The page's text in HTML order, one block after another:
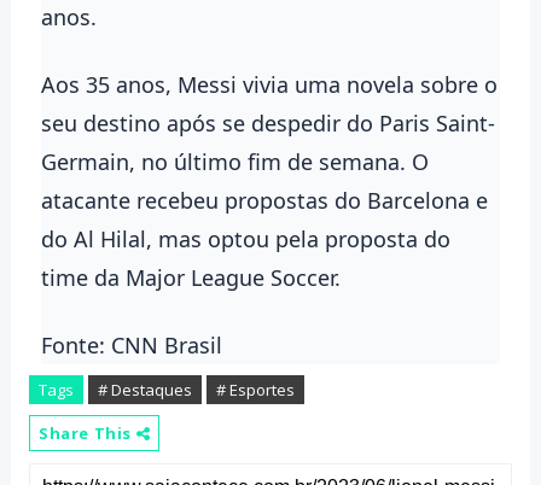
anos.
Aos 35 anos, Messi vivia uma novela sobre o
seu destino após se despedir do Paris Saint-
Germain, no último fim de semana. O
atacante recebeu propostas do Barcelona e
do Al Hilal, mas optou pela proposta do
time da Major League Soccer.
Fonte: CNN Brasil
Tags # Destaques
# Esportes
Share This